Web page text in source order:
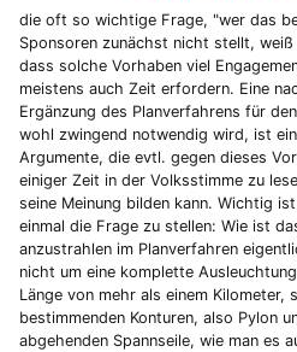
die oft so wichtige Frage, "wer das
Sponsoren zunächst nicht stellt, weiß
dass solche Vorhaben viel
meistens auch Zeit erfordern. Eine
Ergänzung des Planverfahrens für
wohl zwingend notwendig wird, ist
Argumente, die evtl. gegen dieses
einiger Zeit in der Volksstimme zu
seine Meinung bilden kann. Wichtig
einmal die Frage zu stellen: Wie ist
anzustrahlen im Planverfahren
nicht um eine komplette
Länge von mehr als einem Kilometer,
bestimmenden Konturen, also Pylon
abgehenden Spannseile, wie man es